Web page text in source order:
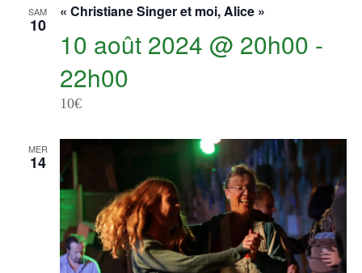
SAM
10
« Christiane Singer et moi, Alice »
10 août 2024 @ 20h00 -
22h00
10€
MER
14